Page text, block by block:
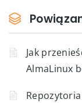
Jak
AlmaLinux
Repozytoria